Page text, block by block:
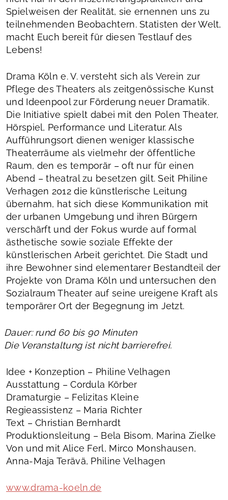
Spielweisen der Realität, sie ernennen uns zu
teilnehmenden Beobachtern. Statisten der Welt,
macht Euch bereit für diesen Testlauf des
Lebens!
Drama Köln e. V. versteht sich als Verein zur
Pflege des Theaters als zeitgenössische Kunst
und Ideenpool zur Förderung neuer Dramatik.
Die Initiative spielt dabei mit den Polen Theater,
Hörspiel, Performance und Literatur. Als
Aufführungsort dienen weniger klassische
Theaterräume als vielmehr der öffentliche
Raum, den es temporär – oft nur für einen
Abend – theatral zu besetzen gilt. Seit Philine
Verhagen 2012 die künstlerische Leitung
übernahm, hat sich diese Kommunikation mit
der urbanen Umgebung und ihren Bürgern
verschärft und der Fokus wurde auf formal
ästhetische sowie soziale Effekte der
künstlerischen Arbeit gerichtet. Die Stadt und
ihre Bewohner sind elementarer Bestandteil der
Projekte von Drama Köln und untersuchen den
Sozialraum Theater auf seine ureigene Kraft als
temporärer Ort der Begegnung im Jetzt.
Dauer: rund 60 bis 90 Minuten
Die Veranstaltung ist nicht barrierefrei.
Idee + Konzeption – Philine Velhagen
Ausstattung – Cordula Körber
Dramaturgie – Felizitas Kleine
Regieassistenz – Maria Richter
Text – Christian Bernhardt
Produktionsleitung – Bela Bisom, Marina Zielke
Von und mit Alice Ferl, Mirco Monshausen,
Anna-Maja Terävä, Philine Velhagen
www.drama-koeln.de